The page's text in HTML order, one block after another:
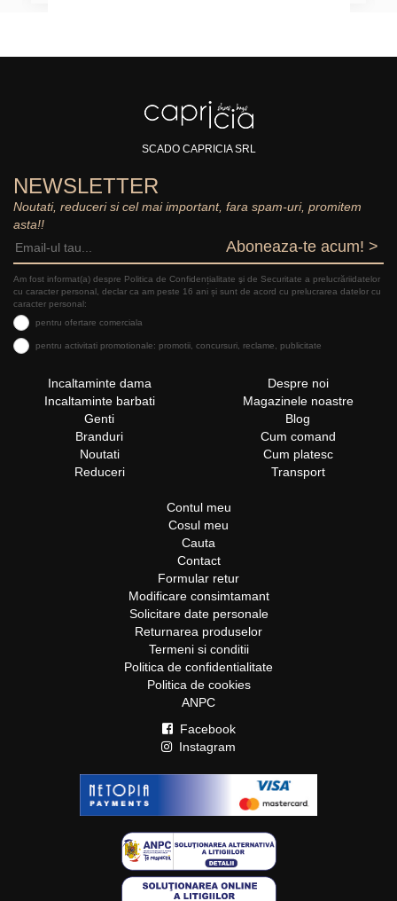
SCADO CAPRICIA SRL
NEWSLETTER
Noutati, reduceri si cel mai important, fara spam-uri, promitem
asta!!
Aboneaza-te acum! >
Am fost informat(a) despre Politica de Confidențialitate şi de Securitate a prelucrăriidatelor
cu caracter personal, declar ca am peste 16 ani și sunt de acord cu prelucrarea datelor cu
caracter personal:
pentru ofertare comerciala
pentru activitati promotionale: promotii, concursuri, reclame, publicitate
Incaltaminte dama
Incaltaminte barbati
Genti
Branduri
Noutati
Reduceri
Despre noi
Magazinele noastre
Blog
Cum comand
Cum platesc
Transport
Contul meu
Cosul meu
Cauta
Contact
Formular retur
Modificare consimtamant
Solicitare date personale
Returnarea produselor
Termeni si conditii
Politica de confidentialitate
Politica de cookies
ANPC
Facebook
Instagram